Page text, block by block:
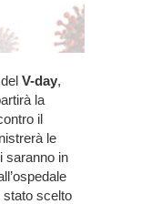
V-day,
la
il
le
saranno in
stato scelto